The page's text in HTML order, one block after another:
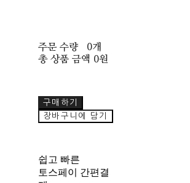
주문 수량
0개
총 상품 금액 0원
구매하기
장바구니에 담기
쉽고 빠른
토스페이 간편결